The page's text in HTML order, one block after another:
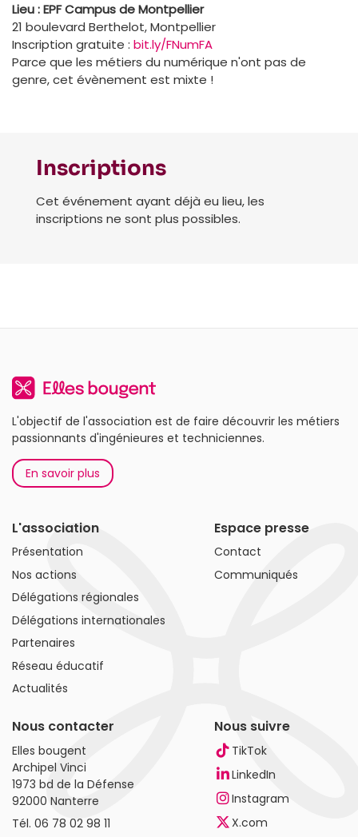
Lieu :EPF Campus de Montpellier
21 boulevard Berthelot, Montpellier
Inscription gratuite : bit.ly/FNumFA
Parce que les métiers du numérique n'ont pas de
genre, cet évènement est mixte !
Inscriptions
Cet événement ayant déjà eu lieu, les
inscriptions ne sont plus possibles.
L'objectif de l'association est de faire découvrir les métiers
passionnants d'ingénieures et techniciennes.
En savoir plus
L'association
Présentation
Nos actions
Délégations régionales
Délégations internationales
Partenaires
Réseau éducatif
Actualités
Espace presse
Contact
Communiqués
Nous contacter
Elles bougent
Archipel Vinci
1973 bd de la Défense
92000 Nanterre
Tél. 06 78 02 98 11
Nous suivre
TikTok
LinkedIn
Instagram
X.com